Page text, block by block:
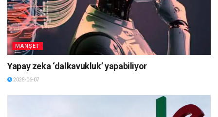
MANŞET
Yapay zeka ‘dalkavukluk’ yapabiliyor
2025-06-07